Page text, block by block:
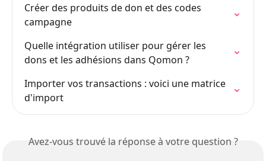
Créer des produits de don et des codes
campagne
Quelle intégration utiliser pour gérer les
dons et les adhésions dans Qomon ?
Importer vos transactions : voici une matrice
d'import
Avez-vous trouvé la réponse à votre question ?